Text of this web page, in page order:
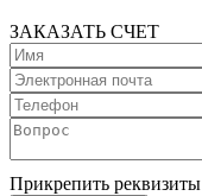
ЗАКАЗАТЬ СЧЕТ
Прикрепить реквизиты